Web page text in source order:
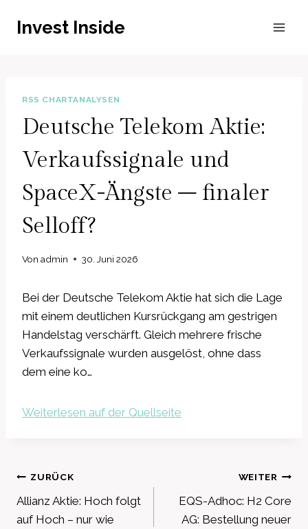
InhaltInvest Inside
RSS CHARTANALYSEN
Deutsche Telekom Aktie:
Verkaufssignale und
SpaceX-Ängste – finaler
Selloff?
Von admin 30. Juni 2026
Bei der Deutsche Telekom Aktie hat sich die Lage
mit einem deutlichen Kursrückgang am gestrigen
Handelstag verschärft. Gleich mehrere frische
Verkaufssignale wurden ausgelöst, ohne dass
dem eine ko…
Weiterlesen auf der Quellseite
Beitragsnavigation
ZURÜCK
Allianz Aktie: Hoch folgt
auf Hoch – nur wie
WEITER
EQS-Adhoc: H2 Core
AG: Bestellung neuer